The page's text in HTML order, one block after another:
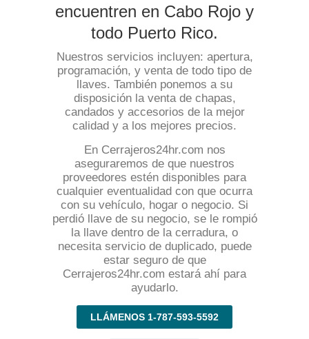
encuentren en Cabo Rojo y
todo Puerto Rico.
Nuestros servicios incluyen: apertura,
programación, y venta de todo tipo de
llaves. También ponemos a su
disposición la venta de chapas,
candados y accesorios de la mejor
calidad y a los mejores precios.
En Cerrajeros24hr.com nos
aseguraremos de que nuestros
proveedores estén disponibles para
cualquier eventualidad con que ocurra
con su vehículo, hogar o negocio. Si
perdió llave de su negocio, se le rompió
la llave dentro de la cerradura, o
necesita servicio de duplicado, puede
estar seguro de que
Cerrajeros24hr.com estará ahí para
ayudarlo.
LLÁMENOS 1-787-593-5592